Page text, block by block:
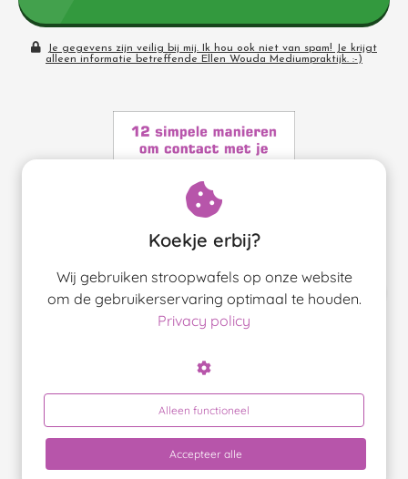
Je gegevens zijn veilig bij mij. Ik hou ook niet van spam! Je krijgt
alleen informatie betreffende Ellen Wouda Mediumpraktijk. :-)
Snel een vraag stellen?
Dat kan via Whats-App!
Whats-App ons!
Koekje erbij?
Wij gebruiken stroopwafels op onze website
om de gebruikerservaring optimaal te houden.
Privacy policy
Alleen functioneel
Accepteer alle
gebruikt
website-